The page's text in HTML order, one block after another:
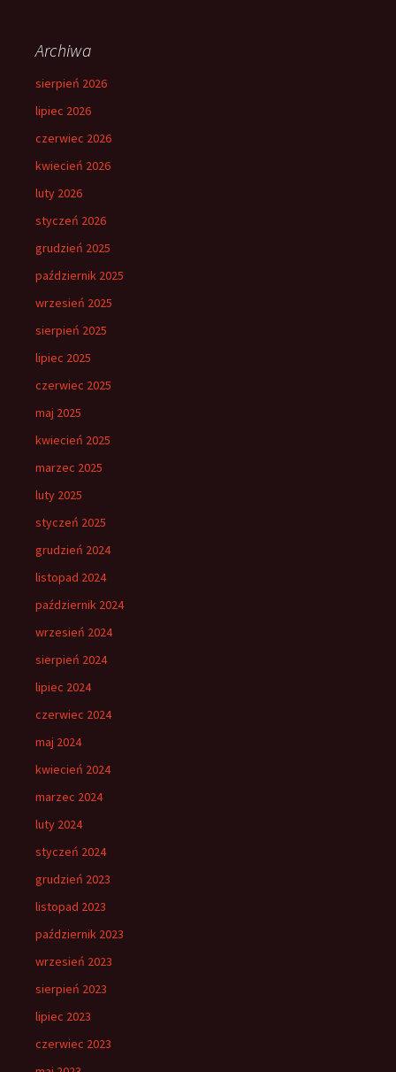
Archiwa
sierpień 2026
lipiec 2026
czerwiec 2026
kwiecień 2026
luty 2026
styczeń 2026
grudzień 2025
październik 2025
wrzesień 2025
sierpień 2025
lipiec 2025
czerwiec 2025
maj 2025
kwiecień 2025
marzec 2025
luty 2025
styczeń 2025
grudzień 2024
listopad 2024
październik 2024
wrzesień 2024
sierpień 2024
lipiec 2024
czerwiec 2024
maj 2024
kwiecień 2024
marzec 2024
luty 2024
styczeń 2024
grudzień 2023
listopad 2023
październik 2023
wrzesień 2023
sierpień 2023
lipiec 2023
czerwiec 2023